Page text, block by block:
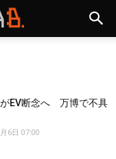
EV断念へ 万博で不具
6日 07:00